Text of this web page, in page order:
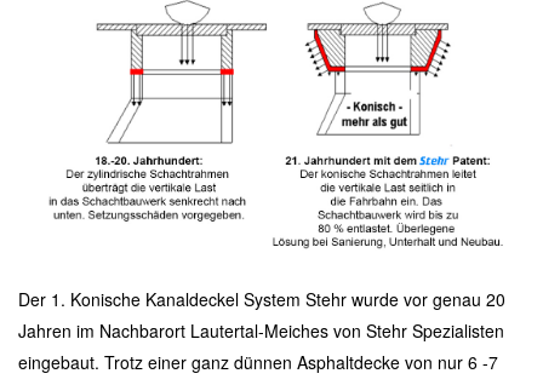
Der 1. Konische Kanaldeckel System Stehr wurde vor genau 20
Jahren im Nachbarort Lautertal-Meiches von Stehr Spezialisten
eingebaut. Trotz einer ganz dünnen Asphaltdecke von nur 6 -7